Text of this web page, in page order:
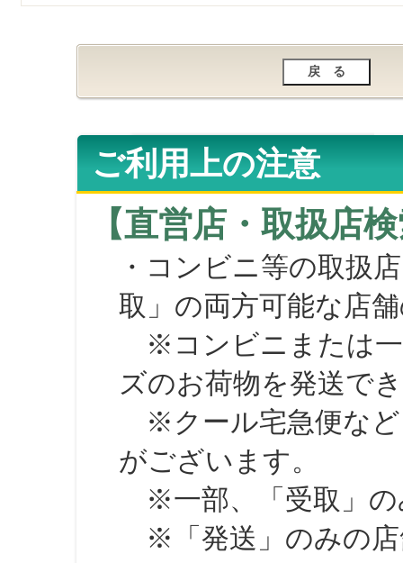
ご利用上の注意
【直営店・取扱店
・コンビニ等の取扱
取」の両方可能な店
※コンビニまたは一
ズのお荷物を発送で
※クール宅急便など
がございます。
※一部、「受取」の
※「発送」のみの店